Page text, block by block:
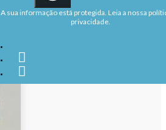
A sua informação está protegida. Leia a nossa
privacidade.